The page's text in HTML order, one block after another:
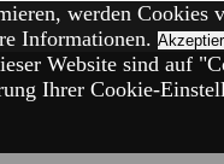
werden Cookies
Informationen.
Website sind auf
Ihrer Cookie-